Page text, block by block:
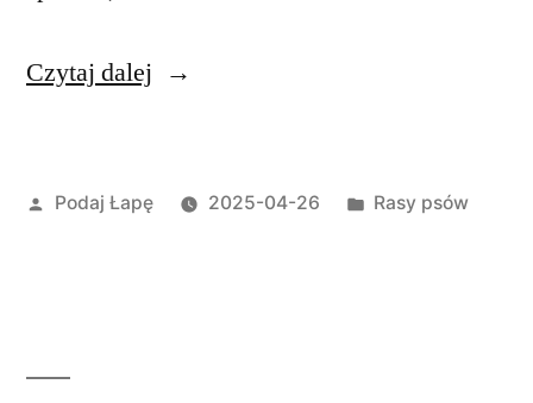
Czytaj dalej „Basset
–
Opublikowane
Podaj Łapę 2025-04-26
Opublikowano
Rasy psów